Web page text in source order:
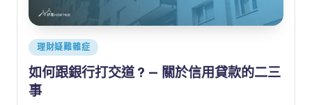
Posted
理財疑難雜症
如何跟銀行打交道 ? — 關於信用貸款的二三
事